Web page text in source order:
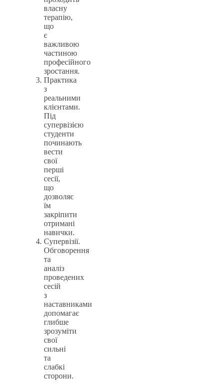
власну
терапію,
що
є
важливою
частиною
професійного
зростання.
Практика
з
реальними
клієнтами.
Під
супервізією
студенти
починають
вести
свої
перші
сесії,
що
дозволяє
їм
закріпити
отримані
навички.
Супервізії.
Обговорення
та
аналіз
проведених
сесій
з
наставниками
допомагає
глибше
зрозуміти
свої
сильні
та
слабкі
сторони.